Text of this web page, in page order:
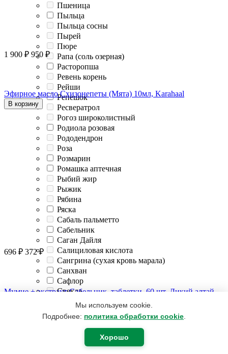
Мы используем cookie.
Подробнее: политика обработки cookie
Хорошо
Пшеница
Пыльца
Пыльца сосны
Пырей
Пюре
Рапа (соль озерная)
Расторопша
Ревень корень
Рейши
Репешок
Ресвератрол
Рогоз широколистный
Родиола розовая
Рододендрон
Роза
Розмарин
Ромашка аптечная
Рыбий жир
Рыжик
Рябина
Ряска
Сабаль пальметто
Сабельник
Саган Дайля
Салициловая кислота
Сангрина (сухая кровь марала)
Санхван
Сафлор
Свекла
Селен
Сенна (Кассия)
Серебро
1 900 ₽ 950 ₽
Эфирное масло Схизонепеты (Мята) 10мл, Karahaal
В корзину
696 ₽ 372 ₽
Мумие + экстракт Сабельник, таблетки, 60 шт, Дикий алтай